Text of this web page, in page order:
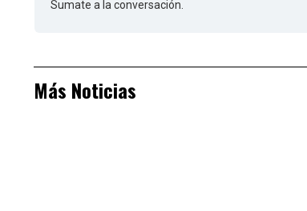
Sumate a la conversación.
Más Noticias